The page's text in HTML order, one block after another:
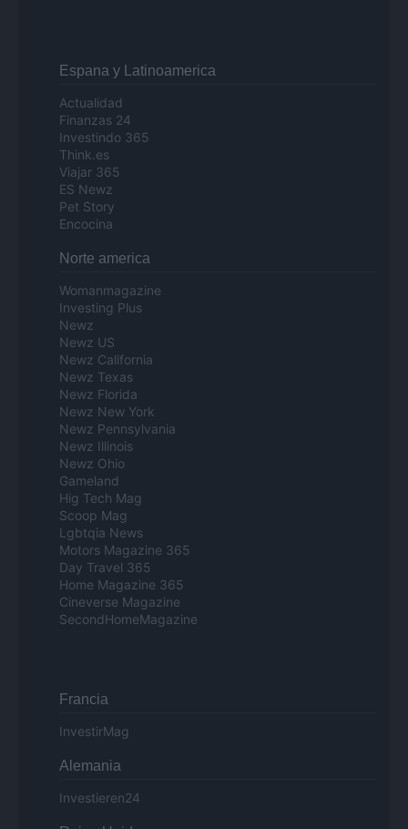
Espana y Latinoamerica
Actualidad
Finanzas 24
Investindo 365
Think.es
Viajar 365
ES Newz
Pet Story
Encocina
Norte america
Womanmagazine
Investing Plus
Newz
Newz US
Newz California
Newz Texas
Newz Florida
Newz New York
Newz Pennsylvania
Newz Illinois
Newz Ohio
Gameland
Hig Tech Mag
Scoop Mag
Lgbtqia News
Motors Magazine 365
Day Travel 365
Home Magazine 365
Cineverse Magazine
SecondHomeMagazine
Francia
InvestirMag
Alemania
Investieren24